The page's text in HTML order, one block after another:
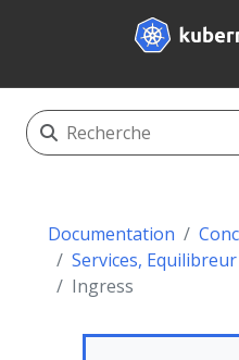
Documentation
Services,
Ingress